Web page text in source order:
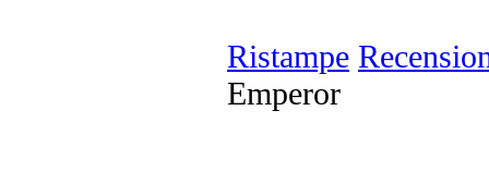
Ristampe
Emperor